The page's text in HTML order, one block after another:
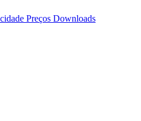
Preços Downloads